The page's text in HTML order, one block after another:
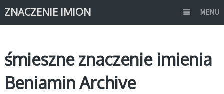
ZNACZENIE IMION MENU
śmieszne znaczenie imienia
Beniamin Archive